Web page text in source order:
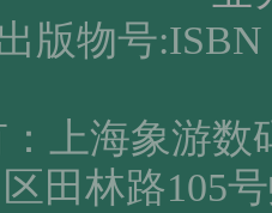
版物号:ISBN
：上海象游
区田林路105